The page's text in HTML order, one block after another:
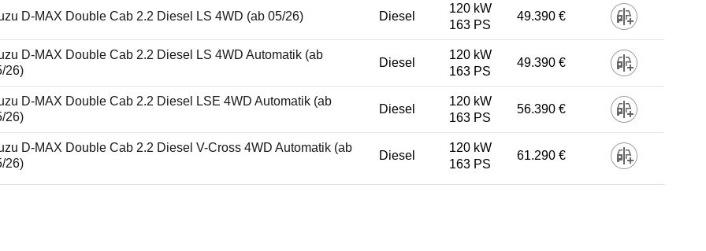
D-MAX Double Cab 2.2 Diesel LS 4WD (ab 05/26) Diesel
120 kW
163 PS
49.390 €
D-MAX Double Cab 2.2 Diesel LS 4WD Automatik (ab
26)
Diesel
120 kW
163 PS
49.390 €
D-MAX Double Cab 2.2 Diesel LSE 4WD Automatik (ab
26)
Diesel
120 kW
163 PS
56.390 €
D-MAX Double Cab 2.2 Diesel V-Cross 4WD Automatik (ab
26)
Diesel
120 kW
163 PS
61.290 €